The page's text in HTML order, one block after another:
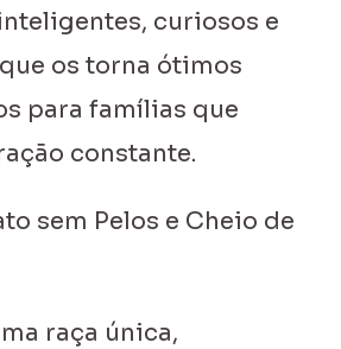
curiosos e
os torna ótimos
para famílias que
constante.
sem Pelos e Cheio de
raça única,